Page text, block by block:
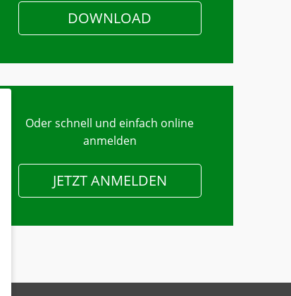
DOWNLOAD
Oder schnell und einfach online
anmelden
JETZT ANMELDEN